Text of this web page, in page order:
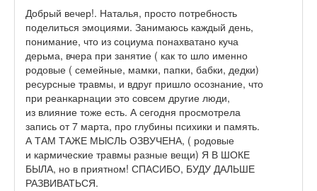
Добрый вечер!. Наталья, просто потребность
поделиться эмоциями. Занимаюсь каждый день,
понимание, что из социума понахватано куча
дерьма, вчера при занятие ( как то шло именно
родовые ( семейные, мамки, папки, бабки, дедки)
ресурсные травмы, и вдруг пришло осознание, что
при реанкарнации это совсем другие люди,
из влияние тоже есть. А сегодня просмотрела
запись от 7 марта, про глубины психики и память.
А ТАМ ТАЖЕ МЫСЛЬ ОЗВУЧЕНА, ( родовые
и кармические травмы разные вещи) Я В ШОКЕ
БЫЛА, но в приятном! СПАСИБО, БУДУ ДАЛЬШЕ
РАЗВИВАТЬСЯ.